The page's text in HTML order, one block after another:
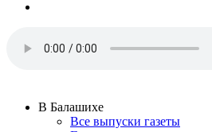
В Балашихе
Все выпуски газеты